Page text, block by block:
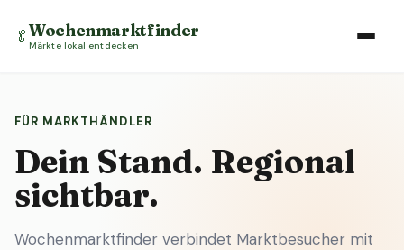
🥬Wochenmarktfinder
Märkte lokal entdecken
FÜR MARKTHÄNDLER
Dein Stand. Regional
sichtbar.
Wochenmarktfinder verbindet Marktbesucher mit